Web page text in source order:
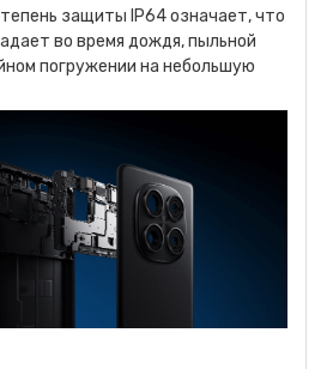
защиты IP64 означает, что
во время дождя, пыльной
погружении на небольшую